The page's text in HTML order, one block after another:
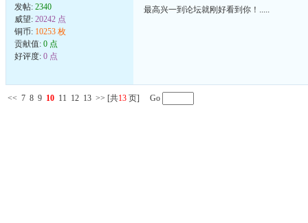
发帖: 2340
威望: 20242 点
铜币: 10253 枚
贡献值: 0 点
好评度: 0 点
最高兴一到论坛就刚好看到你！.....
<< 7 8 9 10 11 12 13 >> [共13 页] Go